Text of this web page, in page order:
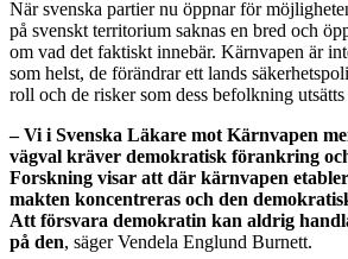
När svenska partier nu öppnar för
på svenskt territorium saknas en bred och
om vad det faktiskt innebär. Kärnvapen är
som helst, de förändrar ett lands
roll och de risker som dess befolkning utsätts
– Vi i Svenska Läkare mot Kärnvapen
vägval kräver demokratisk förankring
Forskning visar att där kärnvapen
makten koncentreras och den
Att försvara demokratin kan aldrig
på den, säger Vendela Englund Burnett.